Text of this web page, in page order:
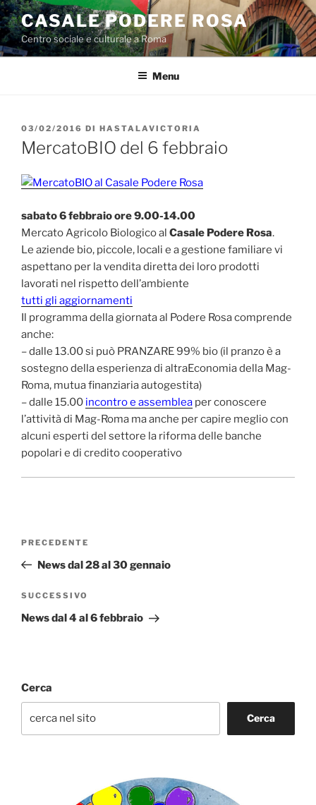
Salta
al
contenuto
CASALE PODERE ROSA
Centro sociale e culturale a Roma
Menu
PUBBLICATO
IL
03/02/2016 DI HASTALAVICTORIA
MercatoBIO del 6 febbraio
sabato 6 febbraio ore 9.00-14.00
Mercato Agricolo Biologico al Casale Podere Rosa.
Le aziende bio, piccole, locali e a gestione familiare vi
aspettano per la vendita diretta dei loro prodotti
lavorati nel rispetto dell’ambiente
tutti gli aggiornamenti
Il programma della giornata al Podere Rosa comprende
anche:
– dalle 13.00 si può PRANZARE 99% bio (il pranzo è a
sostegno della esperienza di altraEconomia della Mag-
Roma, mutua finanziaria autogestita)
– dalle 15.00 incontro e assemblea per conoscere
l’attività di Mag-Roma ma anche per capire meglio con
alcuni esperti del settore la riforma delle banche
popolari e di credito cooperativo
Articolo
precedente:
PRECEDENTE
News dal 28 al 30 gennaio
Articolo
successivo
SUCCESSIVO
News dal 4 al 6 febbraio
Cerca
Cerca